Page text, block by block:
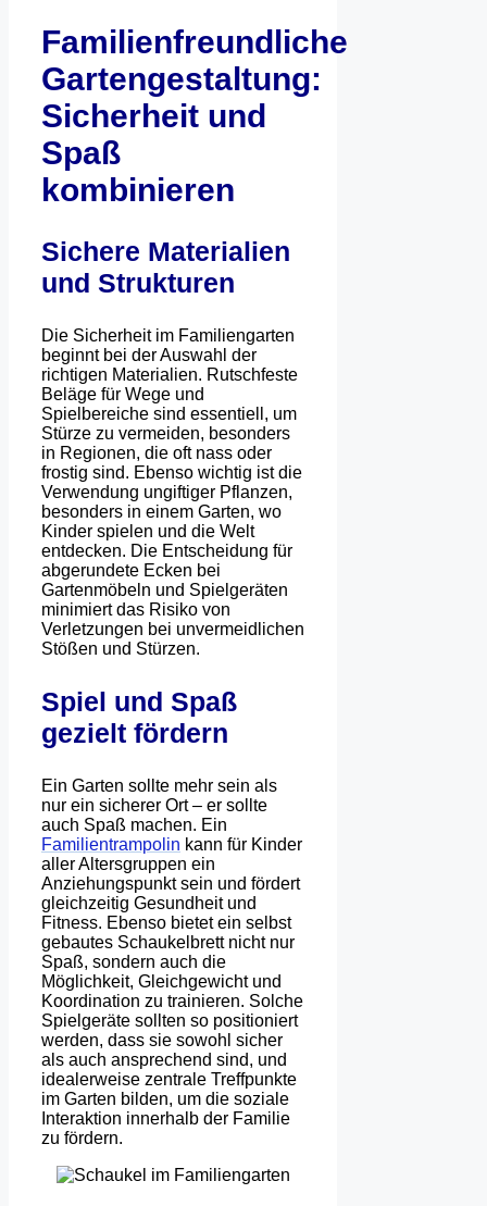
Familienfreundliche
Gartengestaltung:
Sicherheit und
Spaß
kombinieren
Sichere Materialien
und Strukturen
Die Sicherheit im Familiengarten
beginnt bei der Auswahl der
richtigen Materialien. Rutschfeste
Beläge für Wege und
Spielbereiche sind essentiell, um
Stürze zu vermeiden, besonders
in Regionen, die oft nass oder
frostig sind. Ebenso wichtig ist die
Verwendung ungiftiger Pflanzen,
besonders in einem Garten, wo
Kinder spielen und die Welt
entdecken. Die Entscheidung für
abgerundete Ecken bei
Gartenmöbeln und Spielgeräten
minimiert das Risiko von
Verletzungen bei unvermeidlichen
Stößen und Stürzen.
Spiel und Spaß
gezielt fördern
Ein Garten sollte mehr sein als
nur ein sicherer Ort – er sollte
auch Spaß machen. Ein
Familientrampolin kann für Kinder
aller Altersgruppen ein
Anziehungspunkt sein und fördert
gleichzeitig Gesundheit und
Fitness. Ebenso bietet ein selbst
gebautes Schaukelbrett nicht nur
Spaß, sondern auch die
Möglichkeit, Gleichgewicht und
Koordination zu trainieren. Solche
Spielgeräte sollten so positioniert
werden, dass sie sowohl sicher
als auch ansprechend sind, und
idealerweise zentrale Treffpunkte
im Garten bilden, um die soziale
Interaktion innerhalb der Familie
zu fördern.